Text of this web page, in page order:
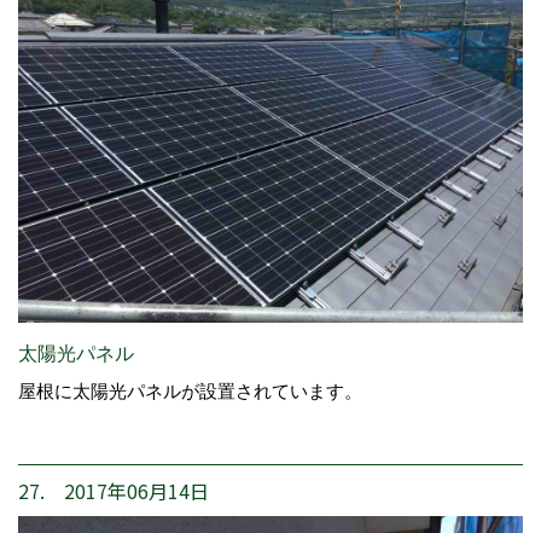
太陽光パネル
屋根に太陽光パネルが設置されています。
27. 2017年06月14日